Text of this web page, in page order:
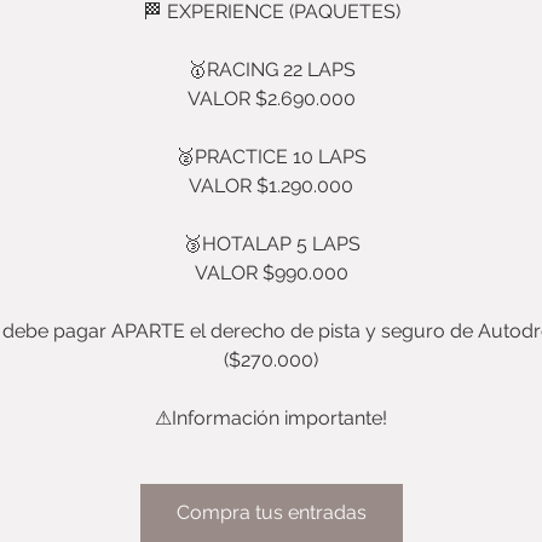
🏁 EXPERIENCE (PAQUETES)
🥇RACING 22 LAPS
VALOR $2.690.000
🥈PRACTICE 10 LAPS
VALOR $1.290.000
🥉HOTALAP 5 LAPS
VALOR $990.000
debe pagar APARTE el derecho de pista y seguro de
($270.000)
⚠Información importante!
Compra tus entradas